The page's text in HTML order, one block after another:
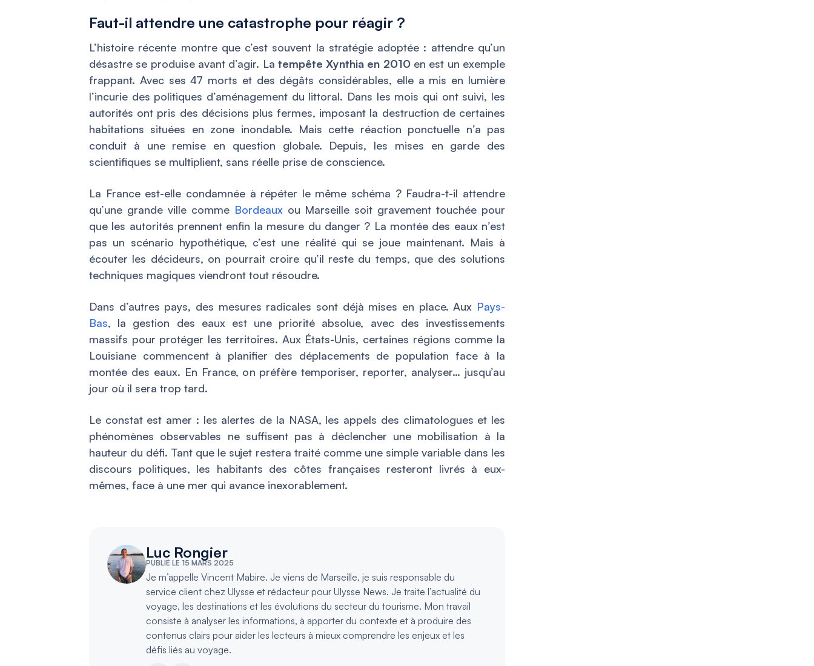
Faut-il attendre une catastrophe pour réagir ?
L’histoire récente montre que c’est souvent la stratégie adoptée : attendre qu’un
désastre se produise avant d’agir. La tempête Xynthia en 2010en est un exemple
frappant. Avec ses 47 morts et des dégâts considérables, elle a mis en lumière
l’incurie des politiques d’aménagement du littoral. Dans les mois qui ont suivi, les
autorités ont pris des décisions plus fermes, imposant la destruction de certaines
habitations situées en zone inondable. Mais cette réaction ponctuelle n’a pas
conduit à une remise en question globale. Depuis, les mises en garde des
scientifiques se multiplient, sans réelle prise de conscience.
La France est-elle condamnée à répéter le même schéma ? Faudra-t-il attendre
qu’une grande ville comme Bordeauxou Marseille soit gravement touchée pour
que les autorités prennent enfin la mesure du danger ? La montée des eaux n’est
pas un scénario hypothétique, c’est une réalité qui se joue maintenant. Mais à
écouter les décideurs, on pourrait croire qu’il reste du temps, que des solutions
techniques magiques viendront tout résoudre.
Dans d’autres pays, des mesures radicales sont déjà mises en place. Aux Pays-
Bas, la gestion des eaux est une priorité absolue, avec des investissements
massifs pour protéger les territoires. Aux États-Unis, certaines régions comme la
Louisiane commencent à planifier des déplacements de population face à la
montée des eaux. En France, on préfère temporiser, reporter, analyser… jusqu’au
jour où il sera trop tard.
Le constat est amer : les alertes de la NASA, les appels des climatologues et les
phénomènes observables ne suffisent pas à déclencher une mobilisation à la
hauteur du défi. Tant que le sujet restera traité comme une simple variable dans les
discours politiques, les habitants des côtes françaises resteront livrés à eux-
mêmes, face à une mer qui avance inexorablement.
Luc Rongier
PUBLIÉ LE 15 MARS 2025
Je m’appelle Vincent Mabire. Je viens de Marseille, je suis responsable du
service client chez Ulysse et rédacteur pour Ulysse News. Je traite l’actualité du
voyage, les destinations et les évolutions du secteur du tourisme. Mon travail
consiste à analyser les informations, à apporter du contexte et à produire des
contenus clairs pour aider les lecteurs à mieux comprendre les enjeux et les
défis liés au voyage.